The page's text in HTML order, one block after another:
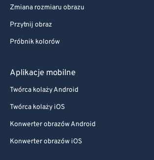
Zmiana rozmiaru obrazu
Przytnij obraz
Próbnik kolorów
Aplikacje mobilne
Twórca kolaży Android
Twórca kolaży iOS
Konwerter obrazów Android
Konwerter obrazów iOS